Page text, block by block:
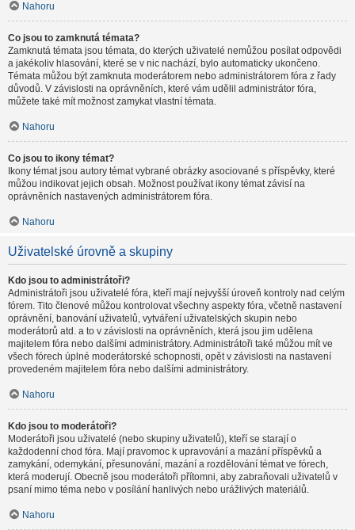
Nahoru
Co jsou to zamknutá témata?
Zamknutá témata jsou témata, do kterých uživatelé nemůžou posílat odpovědi
a jakékoliv hlasování, které se v nic nachází, bylo automaticky ukončeno.
Témata můžou být zamknuta moderátorem nebo administrátorem fóra z řady
důvodů. V závislosti na oprávněních, které vám udělil administrátor fóra,
můžete také mít možnost zamykat vlastní témata.
Nahoru
Co jsou to ikony témat?
Ikony témat jsou autory témat vybrané obrázky asociované s příspěvky, které
můžou indikovat jejich obsah. Možnost používat ikony témat závisí na
oprávněních nastavených administrátorem fóra.
Nahoru
Uživatelské úrovně a skupiny
Kdo jsou to administrátoři?
Administrátoři jsou uživatelé fóra, kteří mají nejvyšší úroveň kontroly nad celým
fórem. Tito členové můžou kontrolovat všechny aspekty fóra, včetně nastavení
oprávnění, banování uživatelů, vytváření uživatelských skupin nebo
moderátorů atd. a to v závislosti na oprávněních, která jsou jim udělena
majitelem fóra nebo dalšími administrátory. Administrátoři také můžou mít ve
všech fórech úplné moderátorské schopnosti, opět v závislosti na nastavení
provedeném majitelem fóra nebo dalšími administrátory.
Nahoru
Kdo jsou to moderátoři?
Moderátoři jsou uživatelé (nebo skupiny uživatelů), kteří se starají o
každodenní chod fóra. Mají pravomoc k upravování a mazání příspěvků a
zamykání, odemykání, přesunování, mazání a rozdělování témat ve fórech,
která moderují. Obecně jsou moderátoři přítomni, aby zabraňovali uživatelů v
psaní mimo téma nebo v posílání hanlivých nebo urážlivých materiálů.
Nahoru